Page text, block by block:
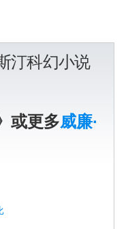
汀科幻小说
或更多威廉·